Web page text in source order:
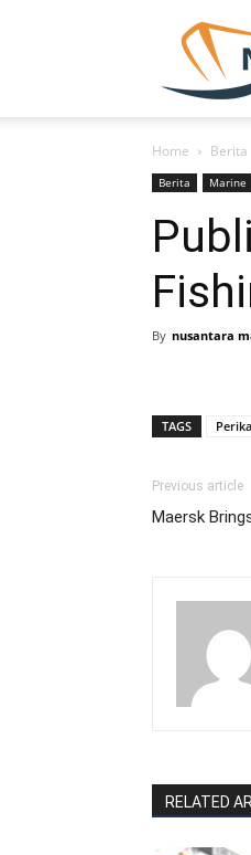
Home Berita
Berita Marine
By nusantara
TAGS
Previous article
Maersk
RELATED